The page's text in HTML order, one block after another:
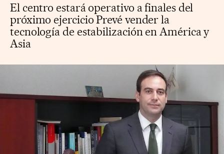
El centro estará operativo a finales del
próximo ejercicio Prevé vender la
tecnología de estabilización en América y
Asia